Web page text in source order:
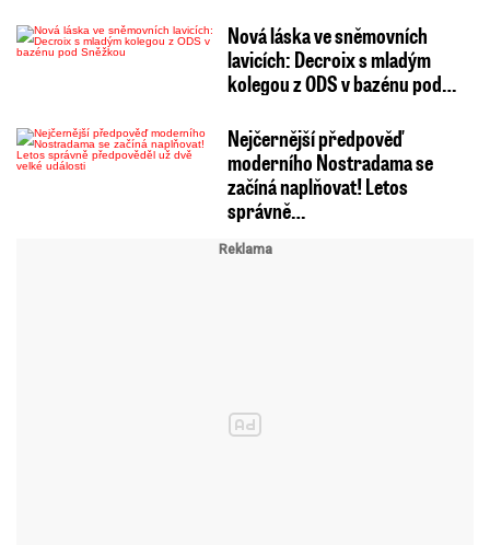
Nová láska ve sněmovních
lavicích: Decroix s mladým
kolegou z ODS v bazénu pod…
Nejčernější předpověď
moderního Nostradama se
začíná naplňovat! Letos
správně…